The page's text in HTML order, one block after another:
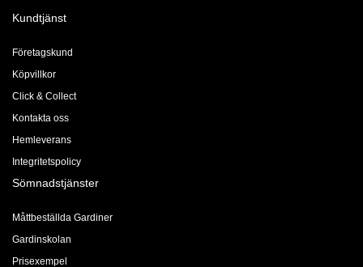
Kundtjänst
Företagskund
Köpvillkor
Click & Collect
Kontakta oss
Hemleverans
Integritetspolicy
Sömnadstjänster
Måttbeställda Gardiner
Gardinskolan
Prisexempel